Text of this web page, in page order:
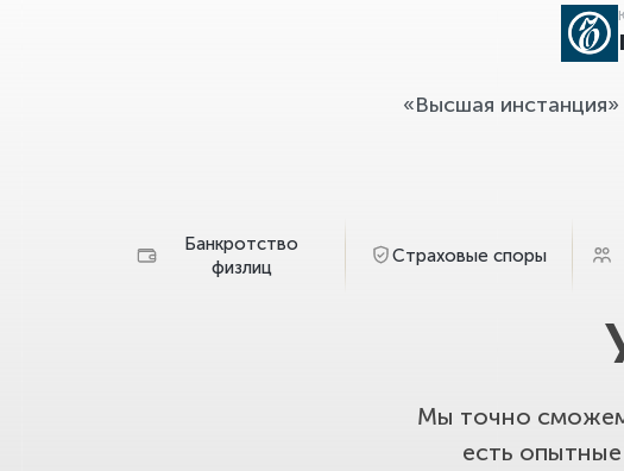
«Высшая
Банкротство
физлиц
Страховые споры
Мы точно
есть